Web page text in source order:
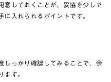
意しておくことが、妥協を少しで
に入れられるポイントです。
しっかり確認してみることで、余
ます。